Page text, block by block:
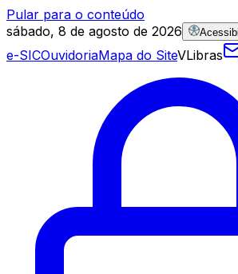
Pular para o conteúdo
sábado, 8 de agosto de 2026
e-SICOuvidoriaMapa do SiteVLibras